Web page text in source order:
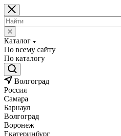
Каталог
По всему сайту
По каталогу
Волгоград
Россия
Самара
Барнаул
Волгоград
Воронеж
Екатеринбург